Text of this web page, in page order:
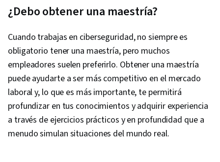
¿Debo obtener una maestría?
Cuando trabajas en ciberseguridad, no siempre es
obligatorio tener una maestría, pero muchos
empleadores suelen preferirlo. Obtener una maestría
puede ayudarte a ser más competitivo en el mercado
laboral y, lo que es más importante, te permitirá
profundizar en tus conocimientos y adquirir experiencia
a través de ejercicios prácticos y en profundidad que a
menudo simulan situaciones del mundo real.